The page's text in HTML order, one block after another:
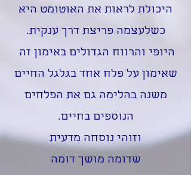
היכולת לראות את האוטומט היא
כשלעצמה פריצת דרך ענקית.
היופי והרווח הגדולים באימון זה
שאימון על פלח אחד בגלגל החיים
משנה בהלימה גם את הפלחים
הנוספים בחיים.
וזוהי נוסחה מדעית
שדומה מושך דומה